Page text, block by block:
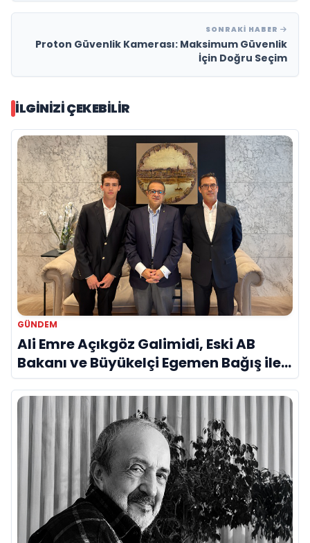
SONRAKI HABER
Proton Güvenlik Kamerası: Maksimum Güvenlik
İçin Doğru Seçim
İLGINIZI ÇEKEBILIR
GÜNDEM
Ali Emre Açıkgöz Galimidi, Eski AB
Bakanı ve Büyükelçi Egemen Bağış ile
Bir Araya Geldi